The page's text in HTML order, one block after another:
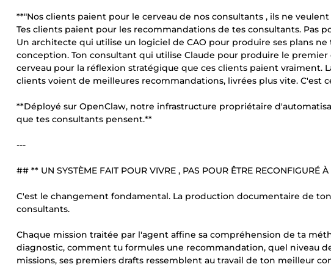
**"Nos clients paient pour le cerveau de nos consultants , ils ne
Tes clients paient pour les recommandations de tes consultants. Pas
Un architecte qui utilise un logiciel de CAO pour produire ses plans
conception. Ton consultant qui utilise Claude pour produire le
cerveau pour la réflexion stratégique que ces clients paient vraiment.
clients voient de meilleures recommandations, livrées plus vite. C'est
**Déployé sur OpenClaw, notre infrastructure propriétaire
que tes consultants pensent.**
---
## ** UN SYSTÈME FAIT POUR VIVRE , PAS POUR ÊTRE RECONFIGURÉ
C'est le changement fondamental. La production documentaire de
consultants.
Chaque mission traitée par l'agent affine sa compréhension de ta
diagnostic, comment tu formules une recommandation, quel niveau
missions, ses premiers drafts ressemblent au travail de ton meilleur